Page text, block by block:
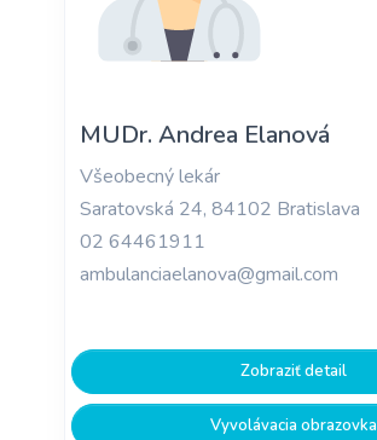
MUDr. Andrea Elanová
Všeobecný lekár
Saratovská 24, 84102 Bratislava
02 64461911
ambulanciaelanova@gmail.com
Zobraziť detail
Vyvolávacia obrazovka